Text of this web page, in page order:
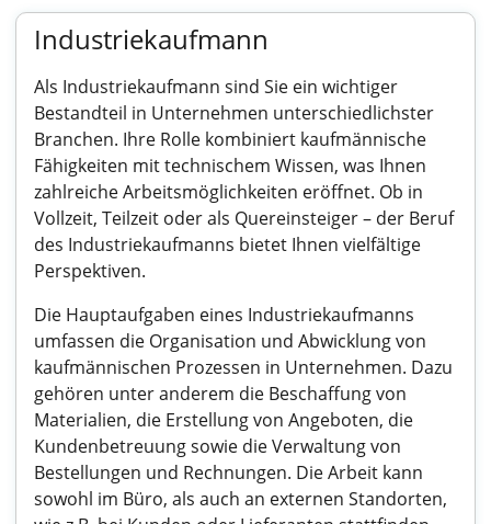
Industriekaufmann
Als Industriekaufmann sind Sie ein wichtiger
Bestandteil in Unternehmen unterschiedlichster
Branchen. Ihre Rolle kombiniert kaufmännische
Fähigkeiten mit technischem Wissen, was Ihnen
zahlreiche Arbeitsmöglichkeiten eröffnet. Ob in
Vollzeit, Teilzeit oder als Quereinsteiger – der Beruf
des Industriekaufmanns bietet Ihnen vielfältige
Perspektiven.
Die Hauptaufgaben eines Industriekaufmanns
umfassen die Organisation und Abwicklung von
kaufmännischen Prozessen in Unternehmen. Dazu
gehören unter anderem die Beschaffung von
Materialien, die Erstellung von Angeboten, die
Kundenbetreuung sowie die Verwaltung von
Bestellungen und Rechnungen. Die Arbeit kann
sowohl im Büro, als auch an externen Standorten,